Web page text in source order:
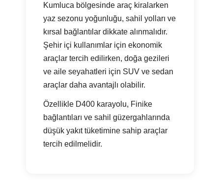
Kumluca bölgesinde araç kiralarken
yaz sezonu yoğunluğu, sahil yolları ve
kırsal bağlantılar dikkate alınmalıdır.
Şehir içi kullanımlar için ekonomik
araçlar tercih edilirken, doğa gezileri
ve aile seyahatleri için SUV ve sedan
araçlar daha avantajlı olabilir.
Özellikle D400 karayolu, Finike
bağlantıları ve sahil güzergahlarında
düşük yakıt tüketimine sahip araçlar
tercih edilmelidir.